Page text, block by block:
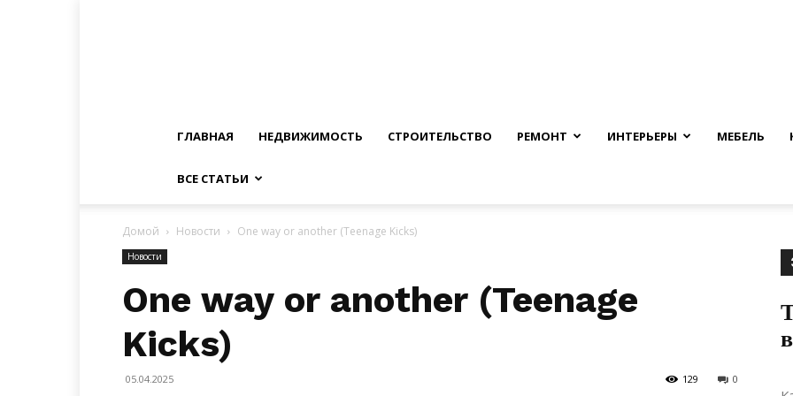
ГЛАВНАЯ НЕДВИЖИМОСТЬ СТРОИТЕЛЬСТВО РЕМОНТ ИНТЕРЬЕРЫ МЕБЕЛЬ
ВСЕ СТАТЬИ
Домой Новости One way or another (Teenage Kicks)
Новости
One way or another (Teenage
Kicks)
05.04.2025 0
129